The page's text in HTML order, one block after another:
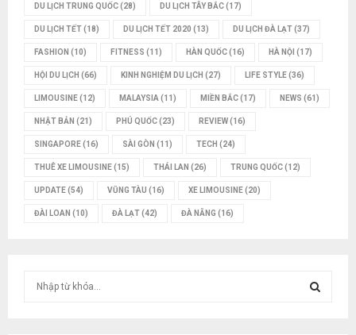
DU LỊCH TRUNG QUỐC(28) DU LỊCH TÂY BẮC(17)
DU LỊCH TẾT(18) DU LỊCH TẾT 2020 (13) DU LỊCH ĐÀ LẠT(37)
FASHION (10) FITNESS (11) HÀN QUỐC(16) HÀ NỘI (17)
HỘI DU LỊCH (66) KINH NGHIỆM DU LỊCH (27) LIFE STYLE(36)
LIMOUSINE(12) MALAYSIA (11) MIỀN BẮC(17) NEWS (61)
NHẬT BẢN (21) PHÚ QUỐC(23) REVIEW(16)
SINGAPORE(16) SÀI GÒN (11) TECH (24)
THUÊ XE LIMOUSINE(15) THÁI LAN (26) TRUNG QUỐC(12)
UPDATE(54) VŨNG TÀU (16) XE LIMOUSINE(20)
ĐÀI LOAN (10) ĐÀ LẠT(42) ĐÀ NẴNG (16)